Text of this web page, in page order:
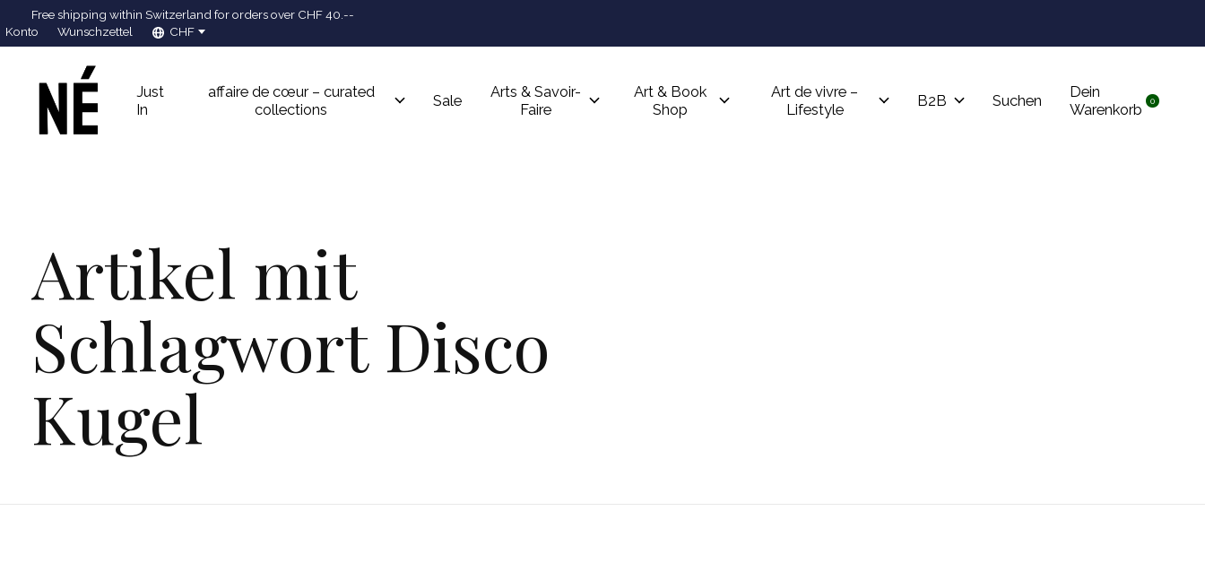
Free shipping within Switzerland for orders over CHF 40.--
Konto Wunschzettel CHF
Just
In
affaire de cœur – curated
collections
Sale
Arts & Savoir-
Faire
Art & Book
Shop
Art de vivre –
Lifestyle
B2B Suchen
Dein
Warenkorb
0items
Artikel mit
Schlagwort Disco
Kugel